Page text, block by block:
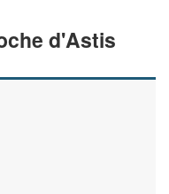
d'Astis